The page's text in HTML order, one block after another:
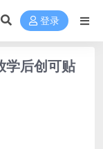
登录
学后创可贴